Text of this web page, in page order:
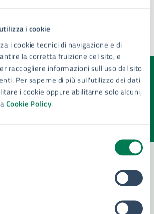
i cookie
i cookie tecnici di navigazione e di
la corretta fruizione del sito, e
raccogliere informazioni sull'uso del sito
Per saperne di più sull'utilizzo dei dati
i cookie oppure abilitarne solo alcuni,
Cookie Policy.
21/12/2023, 08:57
chiare le informazioni su questa
frequenti